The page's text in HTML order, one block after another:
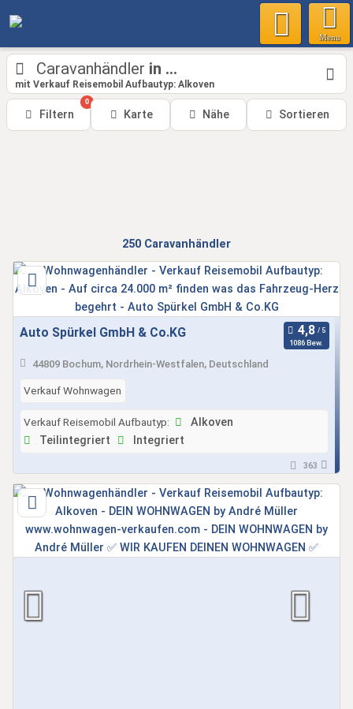
Menu
Caravanhändler in ...
mit Verkauf Reisemobil Aufbautyp: Alkoven
Filtern
0
Karte Nähe Sortieren
250 Caravanhändler
Auto Spürkel GmbH & Co.KG
1086 Bew.
44809 Bochum, Nordrhein-Westfalen, Deutschland
Verkauf Wohnwagen
Verkauf Reisemobil Aufbautyp:
Alkoven
Teilintegriert
Integriert
363